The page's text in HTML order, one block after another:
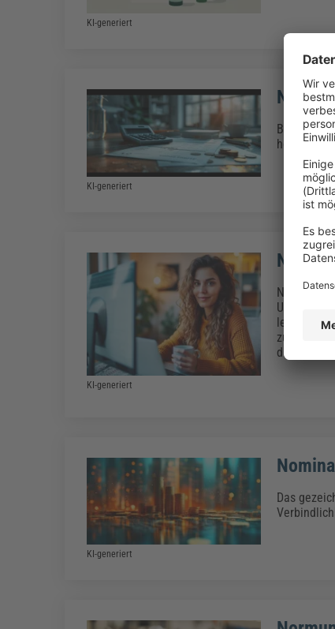
KI-generiert
KI-generiert
Netto-
Bei der
KI-generiert
New
New
letzten
das auf
KI-generiert
Das